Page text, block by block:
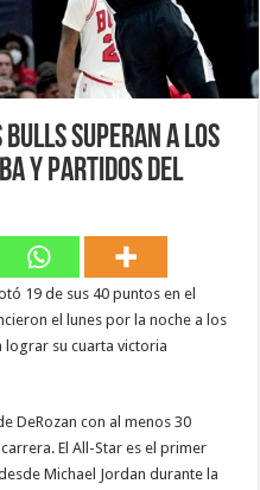
Bulls superan a los
y partidos del
19 de sus 40 puntos en el
el lunes por la noche a los
lograr su cuarta victoria
DeRozan con al menos 30
El All-Star es el primer
Michael Jordan durante la